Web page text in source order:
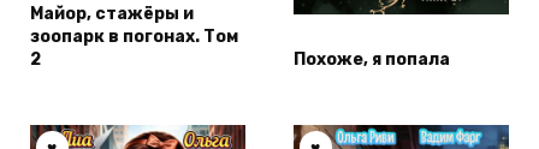
Майор, стажёры и
зоопарк в погонах. Том
2
Похоже, я попала